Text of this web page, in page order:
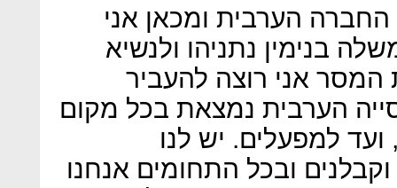
הערבית ומכאן אני
בנימין נתניהו ולנשיא
המסר אני רוצה להעביר
הערבית נמצאת בכל מקום
למפעלים. יש לנו
ובכל התחומים אנחנו